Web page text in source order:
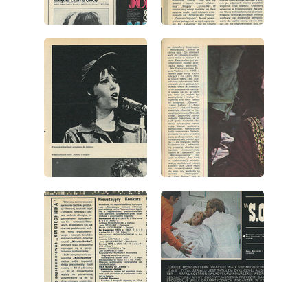
wydanie: 19/1973 wydanie: 19/1973
wydanie: 19/1973 wydanie: 19/1973